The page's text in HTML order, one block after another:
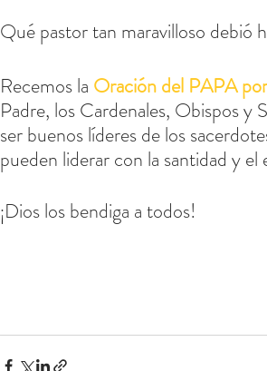
Qué pastor tan maravilloso debió
Recemos la Oración del PAPA
Padre, los Cardenales, Obispos y
ser buenos líderes de los
pueden liderar con la santidad y el
¡Dios los bendiga a todos!